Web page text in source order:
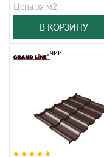
Цена за м2
В КОРЗИНУ
В наличии